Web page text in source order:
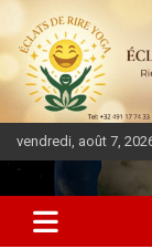
vendredi, août 7,